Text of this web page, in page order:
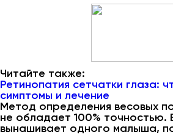
Читайте также:
Ретинопатия сетчатки глаза:
симптомы и лечение
Метод определения весовых
не обладает 100% точностью.
вынашивает одного малыша,